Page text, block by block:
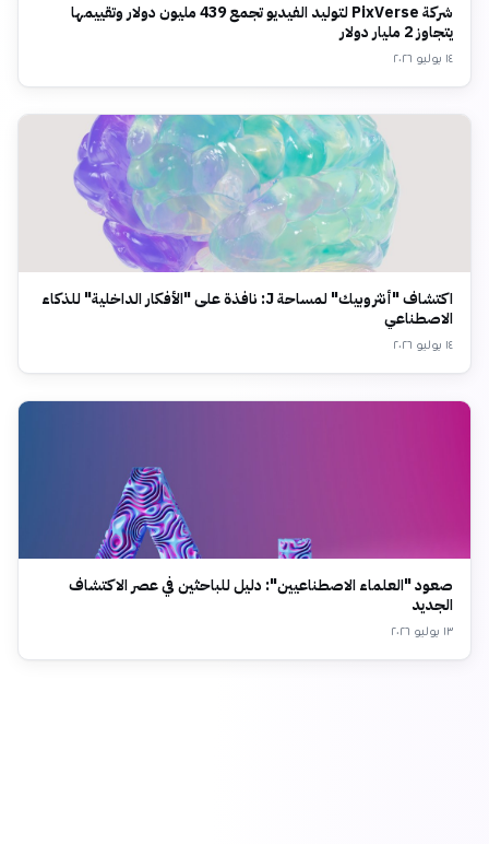
شركة PixVerse لتوليد الفيديو تجمع 439 مليون دولار وتقييمها
يتجاوز 2 مليار دولار
١٤ يوليو ٢٠٢٦
اكتشاف "أنثروبيك" لمساحة J: نافذة على "الأفكار الداخلية" للذكاء
الاصطناعي
١٤ يوليو ٢٠٢٦
صعود "العلماء الاصطناعيين": دليل للباحثين في عصر الاكتشاف
الجديد
١٣ يوليو ٢٠٢٦